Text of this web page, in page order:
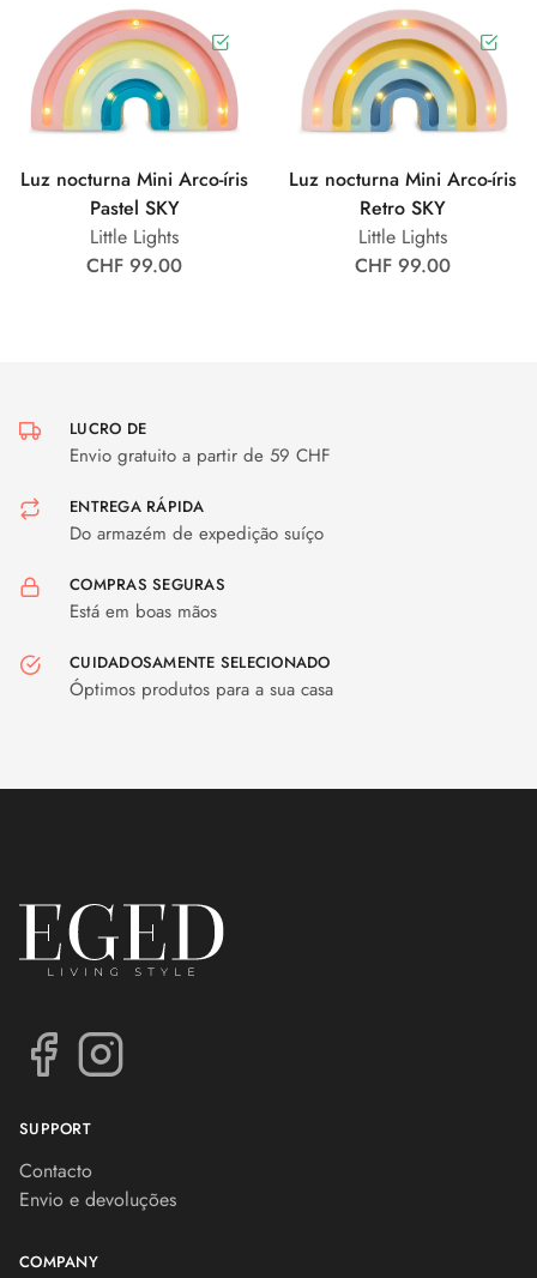
Luz nocturna Mini Arco-íris
Pastel SKY
Little Lights
CHF 99.00
Luz nocturna Mini Arco-íris
Retro SKY
Little Lights
CHF 99.00
LUCRO DE
Envio gratuito a partir de 59 CHF
ENTREGA RÁPIDA
Do armazém de expedição suíço
COMPRAS SEGURAS
Está em boas mãos
CUIDADOSAMENTE SELECIONADO
Óptimos produtos para a sua casa
SUPPORT
Contacto
Envio e devoluções
COMPANY